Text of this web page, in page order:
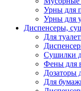
Урны для
Урны для
Диспенсеры,
Для
Сушилки
Фены для
Дозаторы
Для